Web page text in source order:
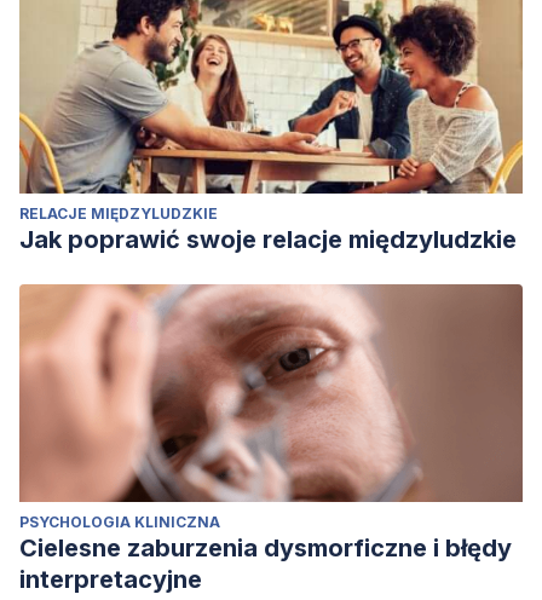
RELACJE MIĘDZYLUDZKIE
Jak poprawić swoje relacje międzyludzkie
PSYCHOLOGIA KLINICZNA
Cielesne zaburzenia dysmorficzne i błędy
interpretacyjne